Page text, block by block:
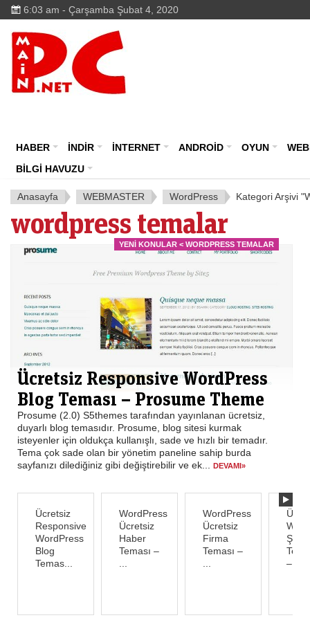
6:03 am - Çarşamba Şubat 4, 2020
HABER İNDİR İNTERNET ANDROİD OYUN
BİLGİ HAVUZU
Anasayfa WEBMASTER WordPress Kategori Arşivi
wordpress temalar
YENI KONULAR < WORDPRESS TEMALAR
Ücretsiz Responsive WordPress
Blog Teması – Prosume Theme
Prosume (2.0) S5themes tarafından yayınlanan ücretsiz,
duyarlı blog temasıdır. Prosume, blog sitesi kurmak
isteyenler için oldukça kullanışlı, sade ve hızlı bir temadır.
Tema çok sade olan bir yönetim paneline sahip burda
sayfanızı dilediğiniz gibi değiştirebilir ve ek... DEVAMI»
Ücretsiz
Responsive
WordPress
Blog
Temas...
WordPress
Ücretsiz
Haber
Teması –
WordPress
Ücretsiz
Firma
Teması –
–...